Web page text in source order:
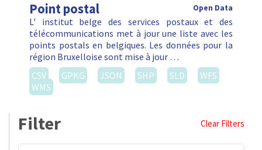
Point postal Open Data
L' institut belge des services postaux et des
télécommunications met à jour une liste avec les
points postals en belgiques. Les données pour la
région Bruxelloise sont mise à jour …
CSV
GPKG JSON SHP SLD
WFS
WMS
Filter Clear Filters